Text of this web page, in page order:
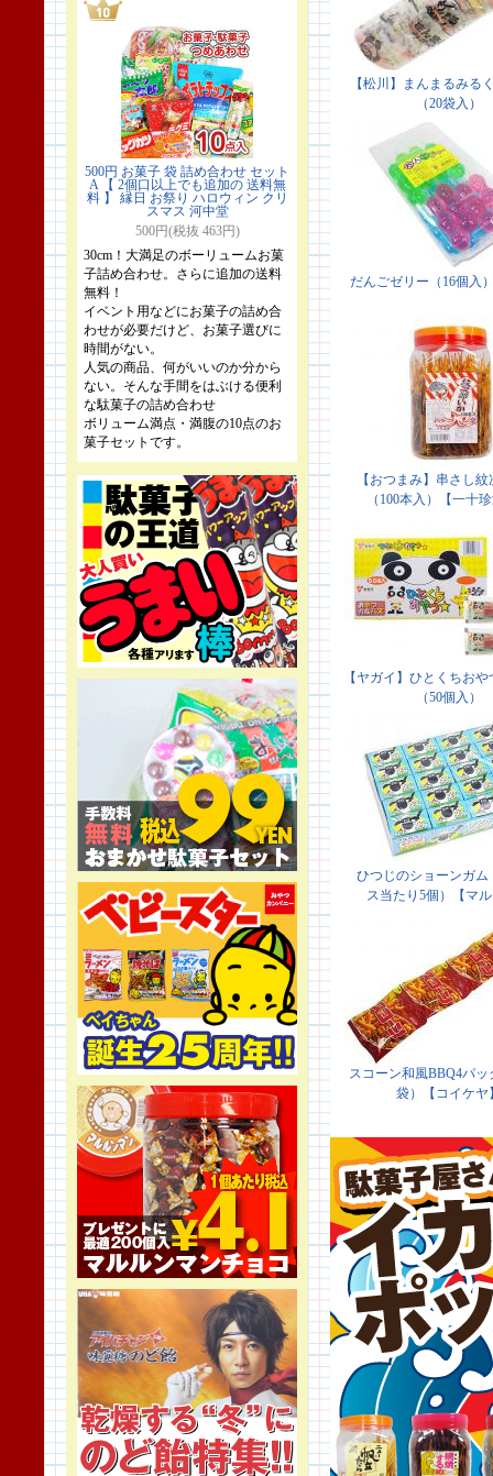
500円 お菓子 袋 詰め合わせ セット
A 【 2個口以上でも追加の 送料無
料 】 縁日 お祭り ハロウィン クリ
スマス 河中堂
500円(税抜 463円)
30cm！大満足のボーリュームお菓
子詰め合わせ。さらに追加の送料
無料！
イベント用などにお菓子の詰め合
わせが必要だけど、お菓子選びに
時間がない。
人気の商品、何がいいのか分から
ない。そんな手間をはぶける便利
な駄菓子の詰め合わせ
ボリューム満点・満腹の10点のお
菓子セットです。